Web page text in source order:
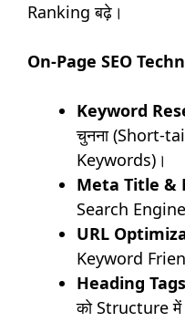
Ranking बढ़े।
On-Page SEO
Keyword
चुनना (Short-
Keywords)।
Meta Title &
Search Engine
URL
Keyword
Heading
को Structure में